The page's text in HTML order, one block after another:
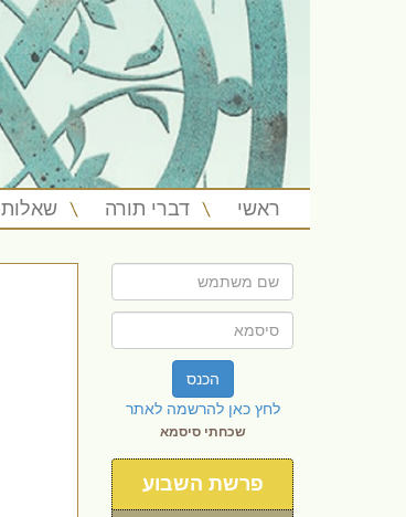
ראשי דברי תורה שאלות
הכנס
לחץ כאן להרשמה לאתר
שכחתי סיסמא
פרשת השבוע